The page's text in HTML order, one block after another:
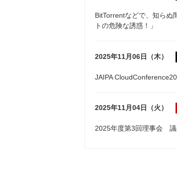
BitTorrentなどで、知らぬ
トの危険な誘惑！」
2025年11月06日（木）
JAIPA
2025年11月04日（火）
2025年度第3回理事会